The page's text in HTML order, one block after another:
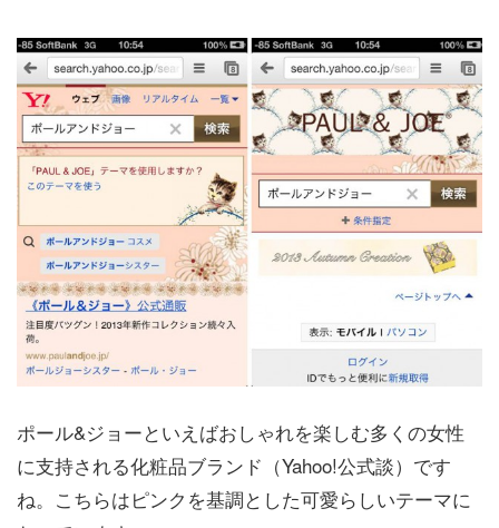
ポール&ジョーといえばおしゃれを楽しむ多くの女性
に支持される化粧品ブランド（Yahoo!公式談）です
ね。こちらはピンクを基調とした可愛らしいテーマに